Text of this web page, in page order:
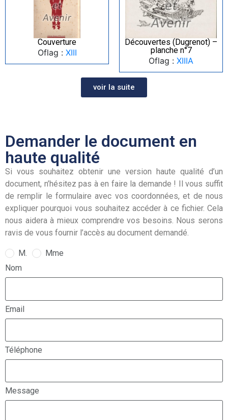
Couverture
Oflag : XIII
Découvertes (Dugrenot) –
planche n°7
Oflag : XIIIA
voir la suite
Demander le document en
haute qualité
Si vous souhaitez obtenir une version haute qualité d’un
document, n’hésitez pas à en faire la demande ! Il vous suffit
de remplir le formulaire avec vos coordonnées, et de nous
expliquer pourquoi vous souhaitez accéder à ce fichier. Cela
nous aidera à mieux comprendre vos besoins. Nous serons
ravis de vous fournir l’accès au document demandé.
M.
Mme
Nom
Email
Téléphone
Message